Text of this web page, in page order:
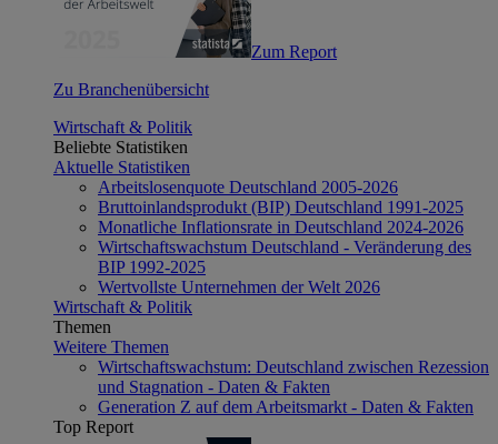
Zum Report
Zu Branchenübersicht
Wirtschaft & Politik
Beliebte Statistiken
Aktuelle Statistiken
Arbeitslosenquote Deutschland 2005-2026
Bruttoinlandsprodukt (BIP) Deutschland 1991-2025
Monatliche Inflationsrate in Deutschland 2024-2026
Wirtschaftswachstum Deutschland - Veränderung des
BIP 1992-2025
Wertvollste Unternehmen der Welt 2026
Wirtschaft & Politik
Themen
Weitere Themen
Wirtschaftswachstum: Deutschland zwischen Rezession
und Stagnation - Daten & Fakten
Generation Z auf dem Arbeitsmarkt - Daten & Fakten
Top Report